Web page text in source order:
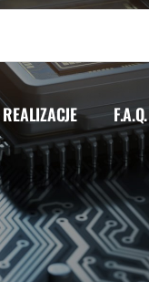
REALIZACJE F.A.Q.